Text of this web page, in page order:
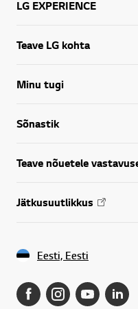
LG EXPERIENCE
Teave LG kohta
Minu tugi
Sõnastik
Teave nõuetele
Jätkusuutlikkus
Eesti, Eesti